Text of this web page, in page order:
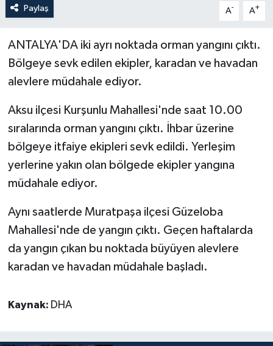
Paylaş A- A+
ANTALYA'DA iki ayrı noktada orman yangını çıktı.
Bölgeye sevk edilen ekipler, karadan ve havadan
alevlere müdahale ediyor.
Aksu ilçesi Kurşunlu Mahallesi'nde saat 10.00
sıralarında orman yangını çıktı. İhbar üzerine
bölgeye itfaiye ekipleri sevk edildi. Yerleşim
yerlerine yakın olan bölgede ekipler yangına
müdahale ediyor.
Aynı saatlerde Muratpaşa ilçesi Güzeloba
Mahallesi'nde de yangın çıktı. Geçen haftalarda
da yangın çıkan bu noktada büyüyen alevlere
karadan ve havadan müdahale başladı.
Kaynak: DHA
Siyaset
Sosyal medya
Spor
Teknoloji
Televizyon
Yaşam